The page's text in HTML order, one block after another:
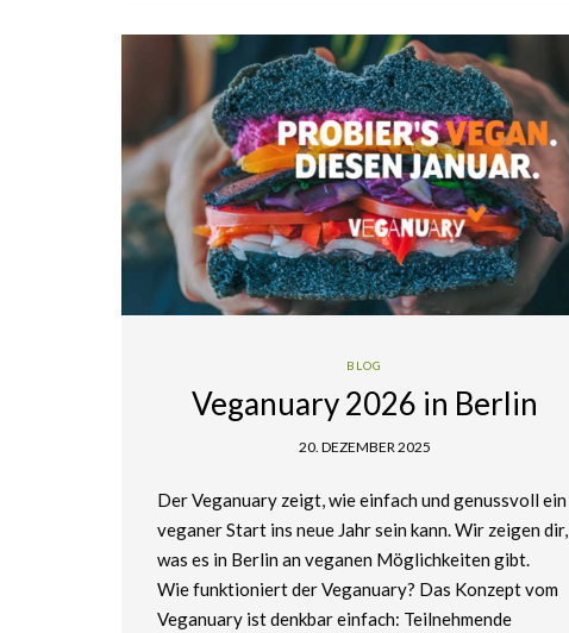
BLOG
Veganuary 2026 in Berlin
20. DEZEMBER 2025
Der Veganuary zeigt, wie einfach und genussvoll ein
veganer Start ins neue Jahr sein kann. Wir zeigen dir,
was es in Berlin an veganen Möglichkeiten gibt.
Wie funktioniert der Veganuary? Das Konzept vom
Veganuary ist denkbar einfach: Teilnehmende